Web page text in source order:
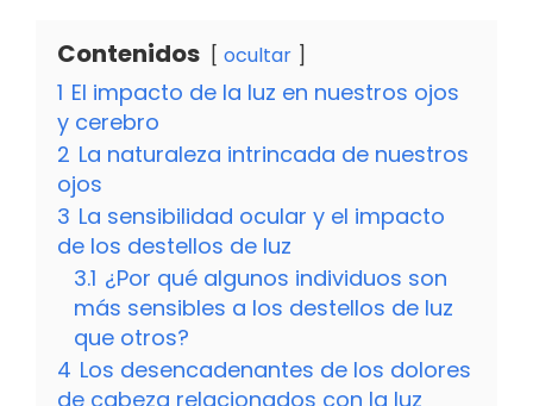
Contenidos ocultar
1 El impacto de la luz en nuestros ojos
y cerebro
2 La naturaleza intrincada de nuestros
ojos
3 La sensibilidad ocular y el impacto
de los destellos de luz
3.1 ¿Por qué algunos individuos son
más sensibles a los destellos de luz
que otros?
4 Los desencadenantes de los dolores
de cabeza relacionados con la luz